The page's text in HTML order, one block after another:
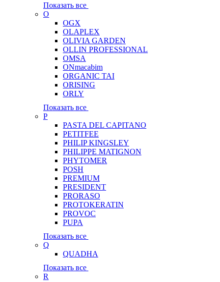
Показать все
O
OGX
OLAPLEX
OLIVIA GARDEN
OLLIN PROFESSIONAL
OMSA
ONmacabim
ORGANIC TAI
ORISING
ORLY
Показать все
P
PASTA DEL CAPITANO
PETITFEE
PHILIP KINGSLEY
PHILIPPE MATIGNON
PHYTOMER
POSH
PREMIUM
PRESIDENT
PRORASO
PROTOKERATIN
PROVOC
PUPA
Показать все
Q
QUADHA
Показать все
R